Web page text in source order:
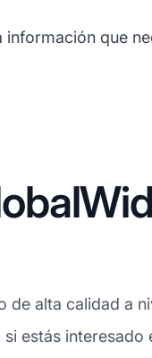
que
de alta calidad a
estás interesado